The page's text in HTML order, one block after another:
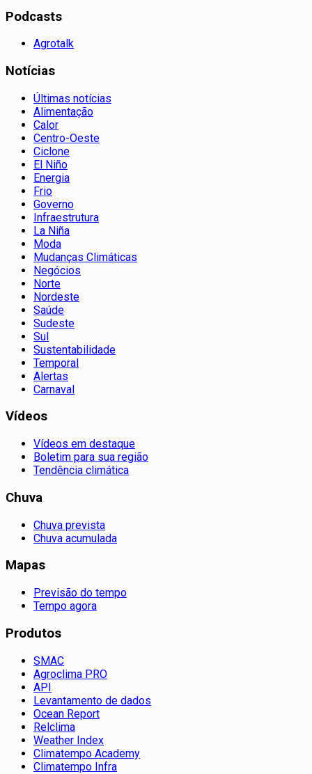
Podcasts
Agrotalk
Notícias
Últimas notícias
Alimentação
Calor
Centro-Oeste
Ciclone
El Niño
Energia
Frio
Governo
Infraestrutura
La Niña
Moda
Mudanças Climáticas
Negócios
Norte
Nordeste
Saúde
Sudeste
Sul
Sustentabilidade
Temporal
Alertas
Carnaval
Vídeos
Vídeos em destaque
Boletim para sua região
Tendência climática
Chuva
Chuva prevista
Chuva acumulada
Mapas
Previsão do tempo
Tempo agora
Produtos
SMAC
Agroclima PRO
API
Levantamento de dados
Ocean Report
Relclima
Weather Index
Climatempo Academy
Climatempo Infra